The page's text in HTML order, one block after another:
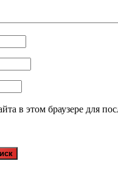
в этом браузере для